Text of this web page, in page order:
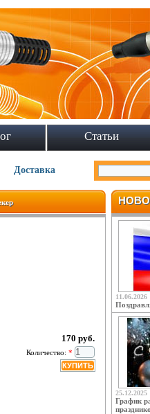
Статьи
Доставка
11.06.2026
25.12.2025
График
170 руб.
Количество:*